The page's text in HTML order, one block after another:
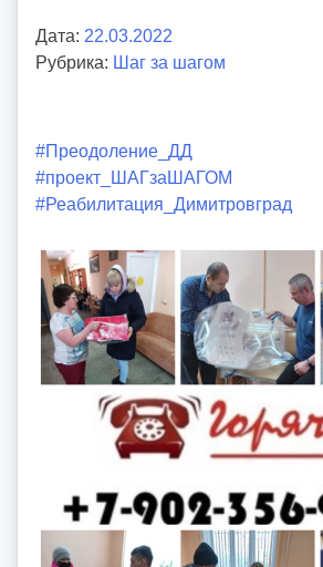
Дата: 22.03.2022
в
р
:
v
i
d
m
d
y
Рубрика: Шаг за шагом
#Преодоление_ДД
#проект_ШАГзаШАГОМ
#Реабилитация_Димитровград